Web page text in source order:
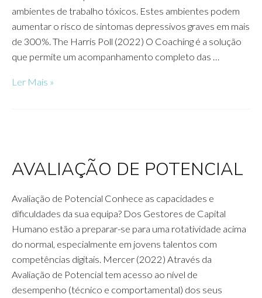
ambientes de trabalho tóxicos. Estes ambientes podem
aumentar o risco de sintomas depressivos graves em mais
de 300%. The Harris Poll (2022) O Coaching é a solução
que permite um acompanhamento completo das …
COACHING
Ler Mais »
AVALIAÇÃO DE POTENCIAL
Avaliação de Potencial Conhece as capacidades e
dificuldades da sua equipa? Dos Gestores de Capital
Humano estão a preparar-se para uma rotatividade acima
do normal, especialmente em jovens talentos com
competências digitais. Mercer (2022) Através da
Avaliação de Potencial tem acesso ao nível de
desempenho (técnico e comportamental) dos seus